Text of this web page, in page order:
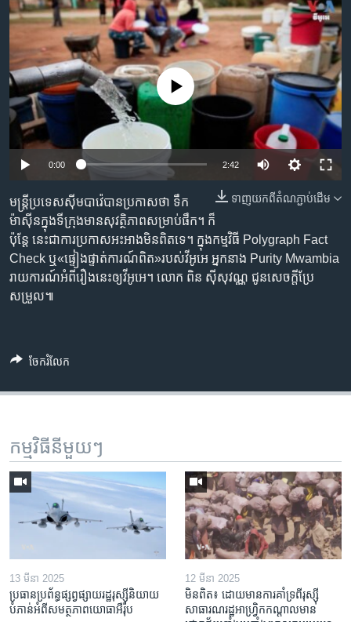
ចូល​
ទៅ​
ទំព័រ​
រចនា
សម្ព័ន្ធ​
រំលង​
និង​
ទំព័រ​
ស្វែង​
រក
វិទ្យុ / ផតខាសថ៍
កម្មវិធីទាំងអស់
Khmer English
បណ្តាញ​សង្គម
ភាសា
Auto 240p 360p 480p
No media source currently available
0:00 2:42
240p
480p
720p
ទាញ​យក​ពី​តំណភ្ជាប់​ដើម
មន្ត្រី​ប្រទេស​ស៊ីមបាវ៉េ​បាន​ប្រកាស​ថា ទឹក
ម៉ាស៊ីន​ក្នុង​ទីក្រុង​មាន​សុវត្ថិភាព​សម្រាប់​ផឹក។ ក៏
ប៉ុន្តែ នេះ​ជា​ការប្រកាស​អះអាង​មិន​ពិត​ទេ។ ក្នុង​កម្មវិធី Polygraph Fact
Check ឬ​«ផ្ទៀងផ្ទាត់​ការណ៍​ពិត»​របស់​វីអូអេ អ្នកនាង Purity Mwambia
រាយការណ៍​អំពី​រឿង​នេះ​ឲ្យ​វីអូអេ។ លោក ពិន ស៊ីសុវណ្ណ ជូន​សេចក្តី​ប្រែ
សម្រួល៕
ចែករំលែក
កម្មវិធី​នីមួយៗ
13 មីនា 2025
ប្រធាន​ប្រព័ន្ធ​ផ្សព្វផ្សាយ​រដ្ឋ​រុស្ស៊ី​និយាយ​
បំភាន់​អំពី​សមត្ថភាព​យោធា​អឺរ៉ុប
12 មីនា 2025
មិនពិត៖ ដោយ​មាន​ការគាំទ្រ​ពី​រុស្ស៊ី
សាធារណរដ្ឋ​អាហ្រ្វិក​កណ្តាល​មាន​